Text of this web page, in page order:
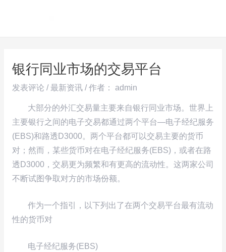
银行同业市场的交易平台
发表评论 /最新资讯/ 作者： admin
大部分的外汇交易量主要来自银行同业市场。世界上
主要银行之间的电子交易都通过两个平台—电子经纪服务
(EBS)和路透D3000。两个平台都可以交易主要的货币
对；然而，某些货币对在电子经纪服务(EBS)，或者在路
透D3000，交易更为频繁和有更高的流动性。这两家公司
不断试图争取对方的市场份额。
作为一个指引，以下列出了在两个交易平台最有流动
性的货币对
电子经纪服务(EBS)